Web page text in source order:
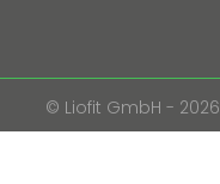
© Liofit GmbH - 2026